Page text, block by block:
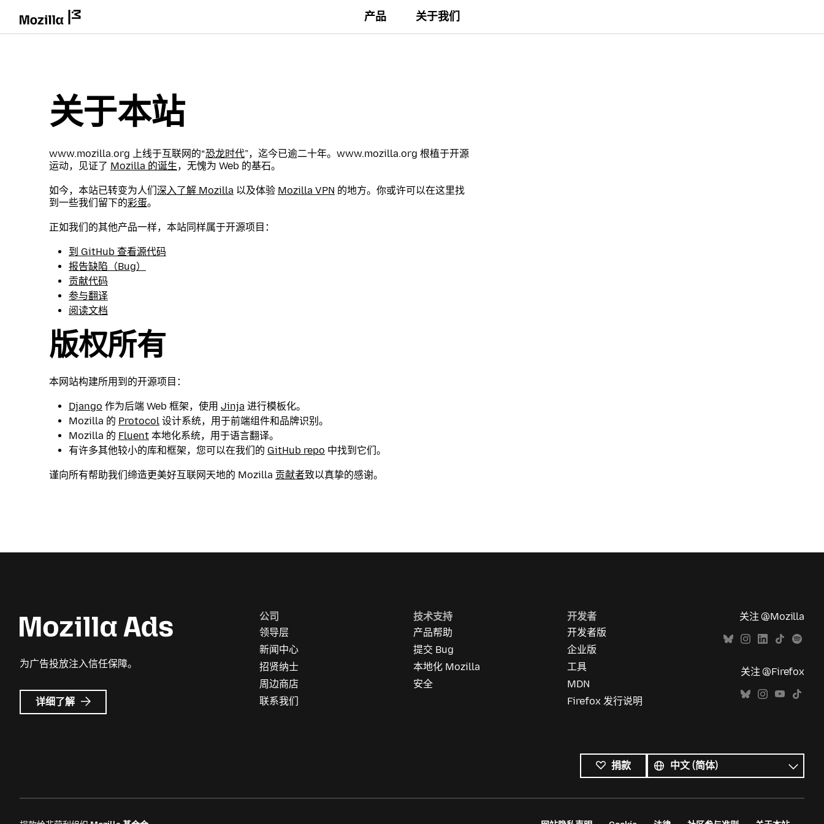
产品 关于我们
关于本站
www.mozilla.org 上线于互联网的“恐龙时代”，迄今已逾二十年。www.mozilla.org 根植于开源
运动，见证了 Mozilla 的诞生，无愧为 Web 的基石。
如今，本站已转变为人们深入了解 Mozilla 以及体验 Mozilla VPN 的地方。你或许可以在这里找
到一些我们留下的彩蛋。
正如我们的其他产品一样，本站同样属于开源项目：
到 GitHub 查看源代码
报告缺陷（Bug）
贡献代码
参与翻译
阅读文档
版权所有
本网站构建所用到的开源项目：
Django 作为后端 Web 框架，使用 Jinja 进行模板化。
Mozilla 的 Protocol 设计系统，用于前端组件和品牌识别。
Mozilla 的 Fluent 本地化系统，用于语言翻译。
有许多其他较小的库和框架，您可以在我们的 GitHub repo 中找到它们。
谨向所有帮助我们缔造更美好互联网天地的 Mozilla 贡献者致以真挚的感谢。
为广告投放注入信任保障。
详细了解 Mozilla
广
公司
领导层
新闻中心
招贤纳士
周边商店
联系我们
技术支持
产品帮助
提交 Bug
本地化 Mozilla
安全
开发者
开发者版
企业版
工具
MDN
Firefox 发行说明
关注 @Mozilla
关注 @Firefox
捐款
有
语
言
语
言